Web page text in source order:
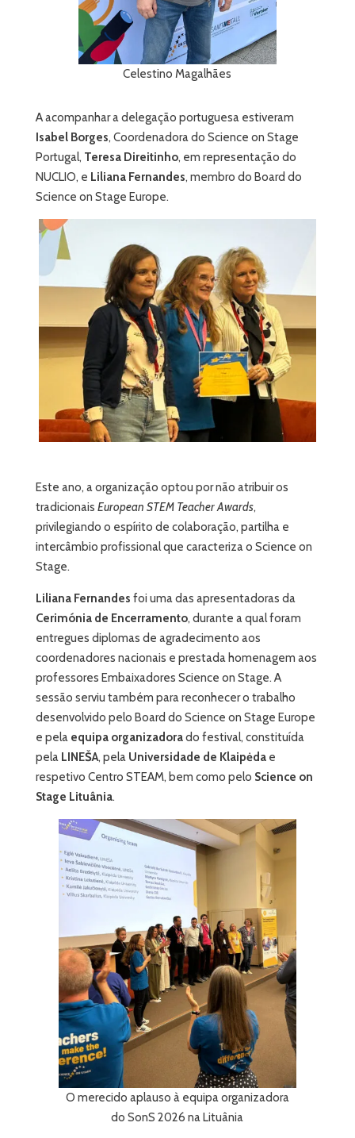
Celestino Magalhães
A acompanhar a delegação portuguesa estiveram
Isabel Borges, Coordenadora do Science on Stage
Portugal, Teresa Direitinho, em representação do
NUCLIO, e Liliana Fernandes, membro do Board do
Science on Stage Europe.
Este ano, a organização optou por não atribuir os
tradicionais European STEM Teacher Awards,
privilegiando o espírito de colaboração, partilha e
intercâmbio profissional que caracteriza o Science on
Stage.
Liliana Fernandes foi uma das apresentadoras da
Cerimónia de Encerramento, durante a qual foram
entregues diplomas de agradecimento aos
coordenadores nacionais e prestada homenagem aos
professores Embaixadores Science on Stage. A
sessão serviu também para reconhecer o trabalho
desenvolvido pelo Board do Science on Stage Europe
e pela equipa organizadorado festival, constituída
pela LINEŠA, pela Universidade de Klaipėdae
respetivo Centro STEAM, bem como pelo Science on
Stage Lituânia.
O merecido aplauso à equipa organizadora
do SonS 2026 na Lituânia